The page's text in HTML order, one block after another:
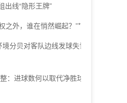
出线“隐形王牌”
之外，谁在悄然崛起？”**
分贝对客队边线发球失误
：进球数何以取代净胜球成